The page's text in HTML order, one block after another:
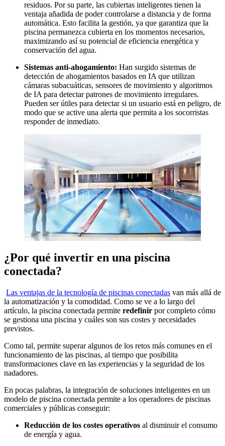
residuos. Por su parte, las cubiertas inteligentes tienen la
ventaja añadida de poder controlarse a distancia y de forma
automática. Esto facilita la gestión, ya que garantiza que la
piscina permanezca cubierta en los momentos necesarios,
maximizando así su potencial de eficiencia energética y
conservación del agua.
Sistemas anti-ahogamiento: Han surgido sistemas de
detección de ahogamientos basados en IA que utilizan
cámaras subacuáticas, sensores de movimiento y algoritmos
de IA para detectar patrones de movimiento irregulares.
Pueden ser útiles para detectar si un usuario está en peligro, de
modo que se active una alerta que permita a los socorristas
responder de inmediato.
¿Por qué invertir en una piscina
conectada?
Las ventajas de la tecnología de piscinas conectadas van más allá de
la automatización y la comodidad. Como se ve a lo largo del
artículo, la piscina conectada permite redefinir por completo cómo
se gestiona una piscina y cuáles son sus costes y necesidades
previstos.
Como tal, permite superar algunos de los retos más comunes en el
funcionamiento de las piscinas, al tiempo que posibilita
transformaciones clave en las experiencias y la seguridad de los
nadadores.
En pocas palabras, la integración de soluciones inteligentes en un
modelo de piscina conectada permite a los operadores de piscinas
comerciales y públicas conseguir:
Reducción de los costes operativos al disminuir el consumo
de energía y agua.